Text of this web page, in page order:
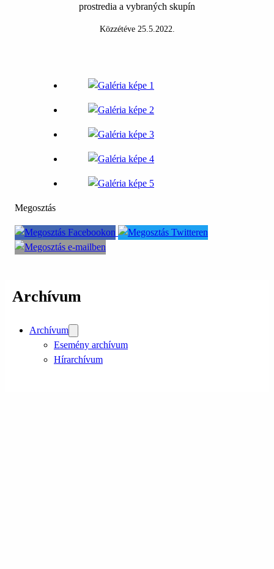
prostredia a vybraných skupín
Közzétéve 25.5.2022
Megosztás
Archívum
Archívum
Esemény archívum
Hírarchívum